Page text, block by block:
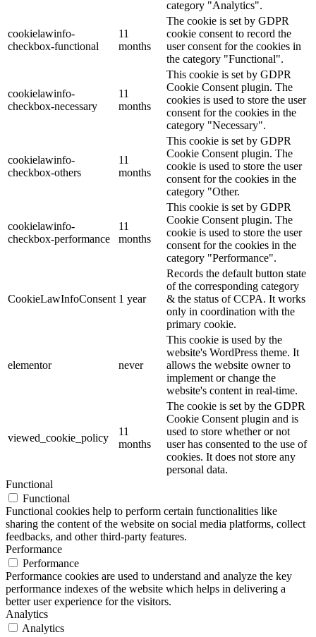
category "Analytics".
cookielawinfo-
checkbox-functional
11
months
The cookie is set by GDPR
cookie consent to record the
user consent for the cookies in
the category "Functional".
cookielawinfo-
checkbox-necessary
11
months
This cookie is set by GDPR
Cookie Consent plugin. The
cookies is used to store the user
consent for the cookies in the
category "Necessary".
cookielawinfo-
checkbox-others
11
months
This cookie is set by GDPR
Cookie Consent plugin. The
cookie is used to store the user
consent for the cookies in the
category "Other.
cookielawinfo-
checkbox-performance
11
months
This cookie is set by GDPR
Cookie Consent plugin. The
cookie is used to store the user
consent for the cookies in the
category "Performance".
CookieLawInfoConsent 1 year
Records the default button state
of the corresponding category
& the status of CCPA. It works
only in coordination with the
primary cookie.
elementor never
This cookie is used by the
website's WordPress theme. It
allows the website owner to
implement or change the
website's content in real-time.
viewed_cookie_policy
11
months
The cookie is set by the GDPR
Cookie Consent plugin and is
used to store whether or not
user has consented to the use of
cookies. It does not store any
personal data.
Functional
Functional
Functional cookies help to perform certain functionalities like
sharing the content of the website on social media platforms, collect
feedbacks, and other third-party features.
Performance
Performance
Performance cookies are used to understand and analyze the key
performance indexes of the website which helps in delivering a
better user experience for the visitors.
Analytics
Analytics